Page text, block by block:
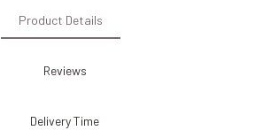
Product Details
Reviews
Delivery Time